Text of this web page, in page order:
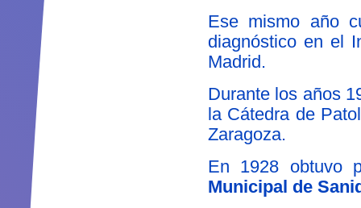
Ese mismo año
diagnóstico en el
Madrid.
Durante los años
la Cátedra de
Zaragoza.
En 1928 obtuvo
Municipal de